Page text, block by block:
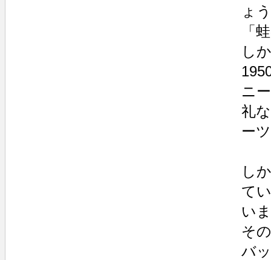
ょ
「
し
ニ
礼
ー
し
て
い
そ
バ